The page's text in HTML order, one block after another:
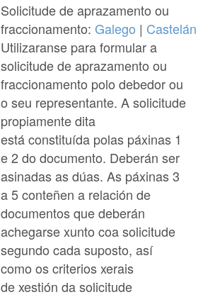
Solicitude de aprazamento ou
fraccionamento: Galego | Castelán
Utilizaranse para formular a
solicitude de aprazamento ou
fraccionamento polo debedor ou
o seu representante. A solicitude
propiamente dita
está constituída polas páxinas 1
e 2 do documento. Deberán ser
asinadas as dúas. As páxinas 3
a 5 conteñen a relación de
documentos que deberán
achegarse xunto coa solicitude
segundo cada suposto, así
como os criterios xerais
de xestión da solicitude